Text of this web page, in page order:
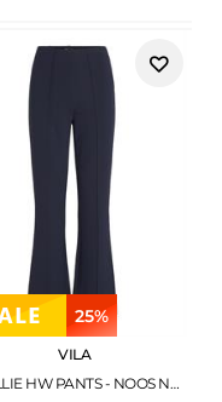
25%
VILA
VIBILLIE HW PANTS - NOOS NAVY BLAZER